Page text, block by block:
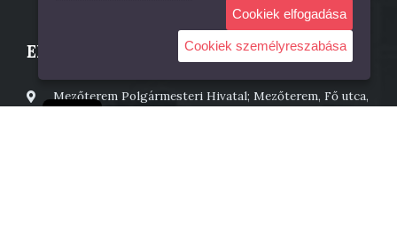
Elérhetőség
Mezőterem Polgármesteri Hivatal; Mezőterem, Fő utca,
25 szám;
Cookiek elfogadása
Cookiek személyreszabása